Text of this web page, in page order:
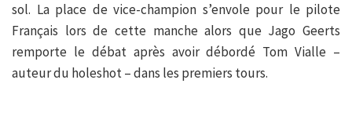
sol. La place de vice-champion s’envole pour le pilote
Français lors de cette manche alors que Jago Geerts
remporte le débat après avoir débordé Tom Vialle –
auteur du holeshot – dans les premiers tours.